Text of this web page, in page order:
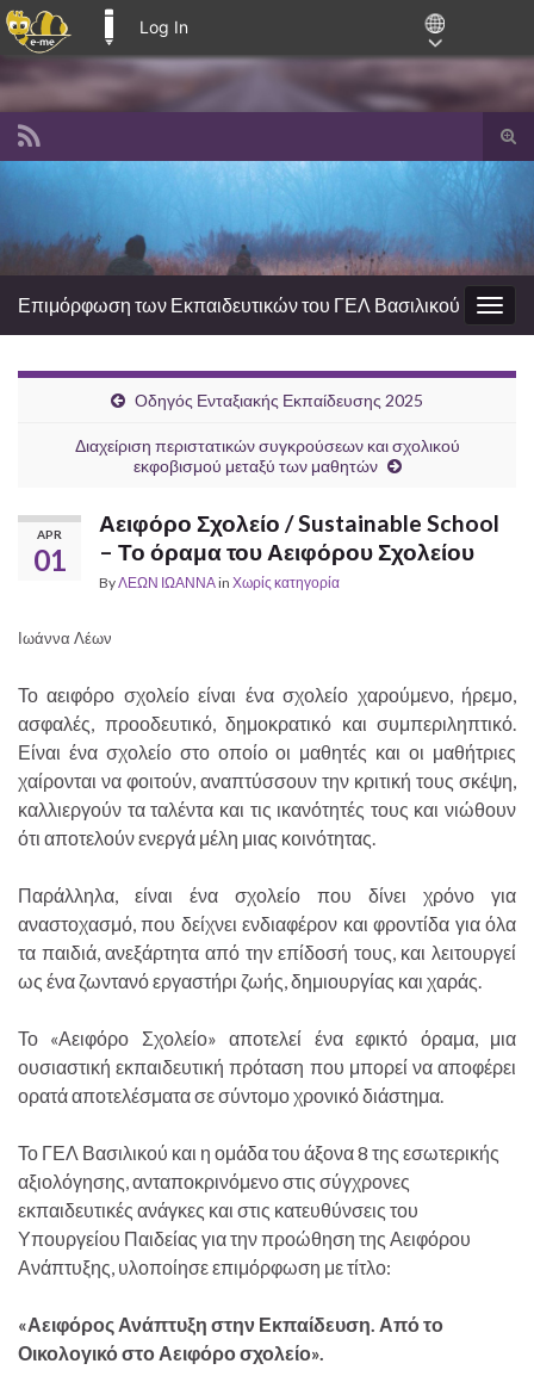
Log In
Επιμόρφωση των Εκπαιδευτικών του ΓΕΛ Βασιλικού
Οδηγός Ενταξιακής Εκπαίδευσης 2025
Διαχείριση περιστατικών συγκρούσεων και σχολικού
εκφοβισμού μεταξύ των μαθητών
APR
01
Αειφόρο Σχολείο / Sustainable School
– Το όραμα του Αειφόρου Σχολείου
ByΛΕΩΝ ΙΩΑΝΝΑin Χωρίς κατηγορία
Ιωάννα Λέων
Το αειφόρο σχολείο είναι ένα σχολείο χαρούμενο, ήρεμο,
ασφαλές, προοδευτικό, δημοκρατικό και συμπεριληπτικό.
Είναι ένα σχολείο στο οποίο οι μαθητές και οι μαθήτριες
χαίρονται να φοιτούν, αναπτύσσουν την κριτική τους σκέψη,
καλλιεργούν τα ταλέντα και τις ικανότητές τους και νιώθουν
ότι αποτελούν ενεργά μέλη μιας κοινότητας.
Παράλληλα, είναι ένα σχολείο που δίνει χρόνο για
αναστοχασμό, που δείχνει ενδιαφέρον και φροντίδα για όλα
τα παιδιά, ανεξάρτητα από την επίδοσή τους, και λειτουργεί
ως ένα ζωντανό εργαστήρι ζωής, δημιουργίας και χαράς.
Το «Αειφόρο Σχολείο» αποτελεί ένα εφικτό όραμα, μια
ουσιαστική εκπαιδευτική πρόταση που μπορεί να αποφέρει
ορατά αποτελέσματα σε σύντομο χρονικό διάστημα.
Το ΓΕΛ Βασιλικού και η ομάδα του άξονα 8 της εσωτερικής
αξιολόγησης, ανταποκρινόμενο στις σύγχρονες
εκπαιδευτικές ανάγκες και στις κατευθύνσεις του
Υπουργείου Παιδείας για την προώθηση της Αειφόρου
Ανάπτυξης, υλοποίησε επιμόρφωση με τίτλο:
«Αειφόρος Ανάπτυξη στην Εκπαίδευση. Από το
Οικολογικό στο Αειφόρο σχολείο».